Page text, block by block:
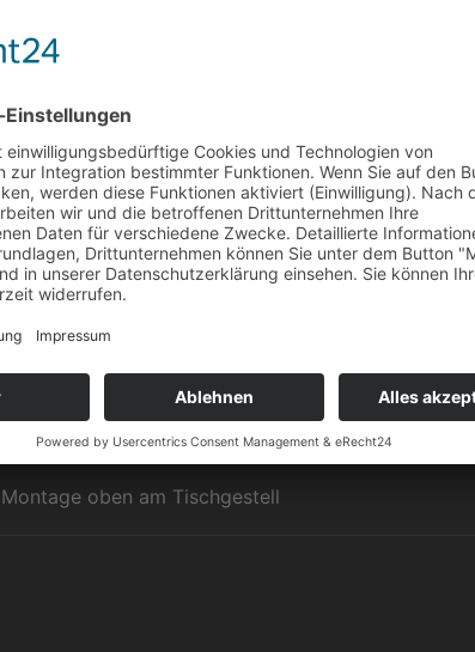
930 x 38 x 160 mm (BxTxH)
160 mm
930 mm
lichtgrau (RAL 7035)
leitfähig pulverbeschichtet, lichtgrau (RAL 7035)
Montage oben am Tischgestell